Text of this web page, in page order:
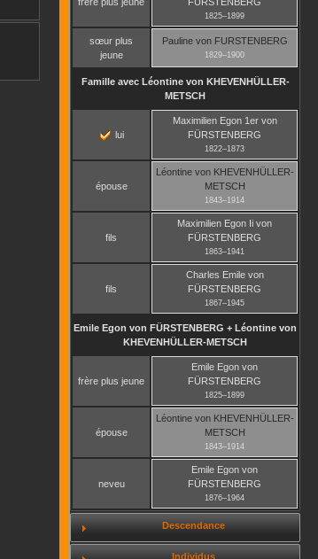
1825–1899
sœur plus
jeune
Paulinevon FURSTENBERG
1829–1900
Famille avec Léontinevon KHEVENHÜLLER-
METSCH
lui
Maximilien Egon 1ervon
FÜRSTENBERG
1822–1873
épouse
Léontinevon KHEVENHÜLLER-
METSCH
1843–1914
fils
Maximilien Egon Ii von
FÜRSTENBERG
1863–1941
fils
Charles Emilevon
FÜRSTENBERG
1867–1945
Emile Egon von FÜRSTENBERG + Léontine von
KHEVENHÜLLER-METSCH
frère plus jeune
Emile Egon von
FÜRSTENBERG
1825–1899
épouse
Léontinevon KHEVENHÜLLER-
METSCH
1843–1914
neveu
Emile Egon von
FÜRSTENBERG
1876–1964
Descendance
Individus